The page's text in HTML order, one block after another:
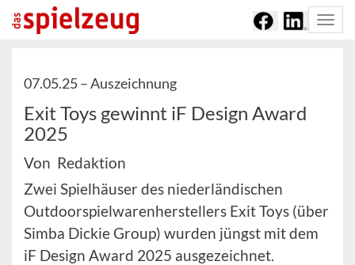
07.05.25 –Auszeichnung
Exit Toys gewinnt iF Design Award
2025
Von Redaktion
Zwei Spielhäuser des niederländischen
Outdoorspielwarenherstellers Exit Toys (über
Simba Dickie Group) wurden jüngst mit dem
iF Design Award 2025 ausgezeichnet.